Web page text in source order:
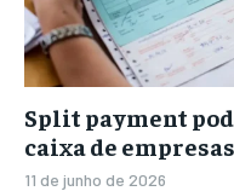
Split payment
caixa de
11 de junho de 2026